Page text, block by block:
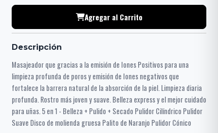
Agregar al Carrito
Descripción
Masajeador que gracias a la emisión de Iones Positivos para una
limpieza profunda de poros y emisión de Iones negativos que
fortalece la barrera natural de la absorción de la piel. Limpieza diaria
profunda. Rostro más joven y suave. Belleza express y el mejor cuidado
para uñas. 5 en 1 - Belleza + Pulido + Secado Pulidor Cilíndrico Pulidor
Suave Disco de molienda gruesa Palito de Naranjo Pulidor Cónico